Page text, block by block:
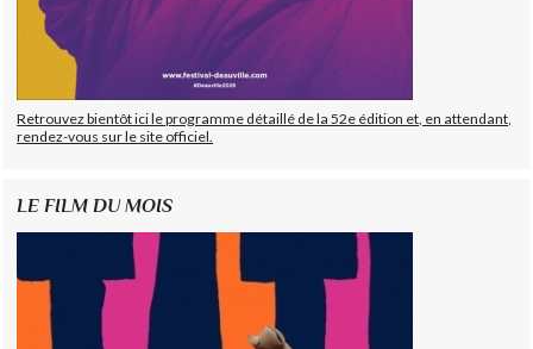
Retrouvez bientôt ici le programme détaillé de la 52e édition et, en attendant,
rendez-vous sur le site officiel.
LE FILM DU MOIS